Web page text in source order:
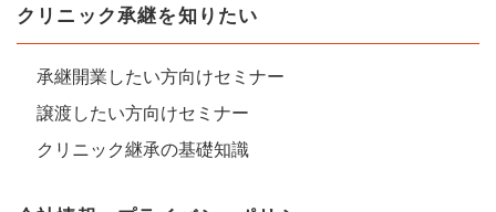
クリニック承継を知りたい
承継開業したい方向けセミナー
譲渡したい方向けセミナー
クリニック継承の基礎知識